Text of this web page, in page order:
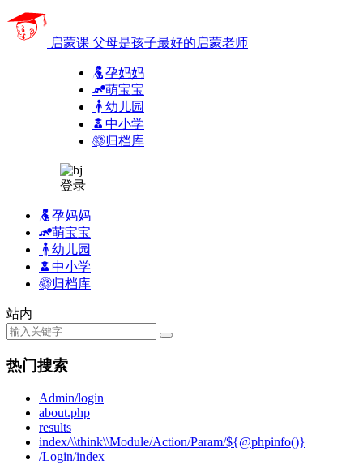
启蒙课 父母是孩子最好的启蒙老师
孕妈妈
萌宝宝
幼儿园
中小学
归档库
登录
孕妈妈
萌宝宝
幼儿园
中小学
归档库
站内
热门搜索
Admin/login
about.php
results
index/\\think\\Module/Action/Param/${@phpinfo()}
/Login/index